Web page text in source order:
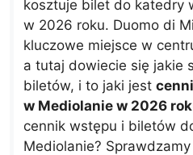
kosztuje bilet do katedry
w 2026 roku. Duomo di
kluczowe miejsce w
a tutaj dowiecie się jakie
biletów, i to jaki jest
w Mediolanie w 2026
cennik wstępu i biletów
Mediolanie?